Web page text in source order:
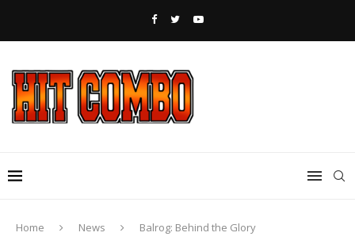
Home News Balrog: Behind the Glory